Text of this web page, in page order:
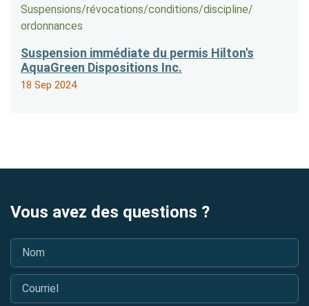
Suspensions/​révocations/​conditions/​discipline/​
ordonnances
Suspension immédiate du permis Hilton's
AquaGreen Dispositions Inc.
18 Sep 2024
Vous avez des questions ?
Nom
Courriel